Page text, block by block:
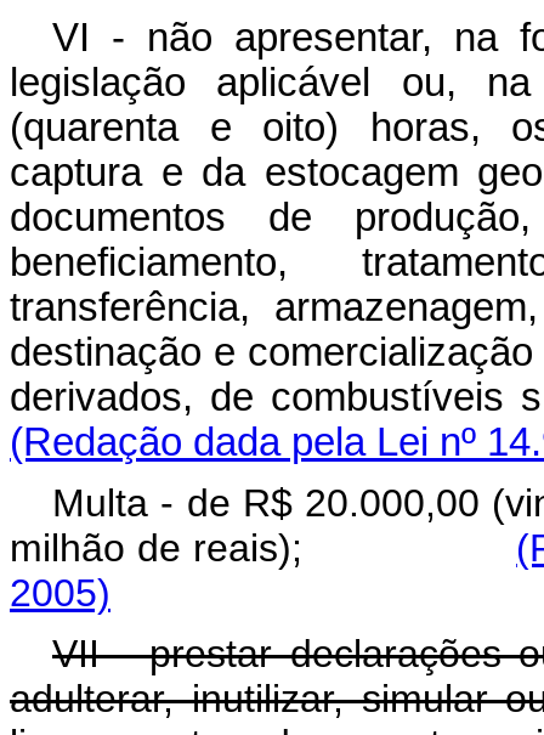
VI - não apresentar, na
legislação aplicável ou,
(quarenta e oito) horas,
captura e da estocagem
documentos de
beneficiamento,
transferência,
destinação e
derivados, de
(Redação dada pela Lei nº
Multa - de R$ 20.000,00
milhão de reais);
2005)
VII - prestar declarações
adulterar, inutilizar, simular